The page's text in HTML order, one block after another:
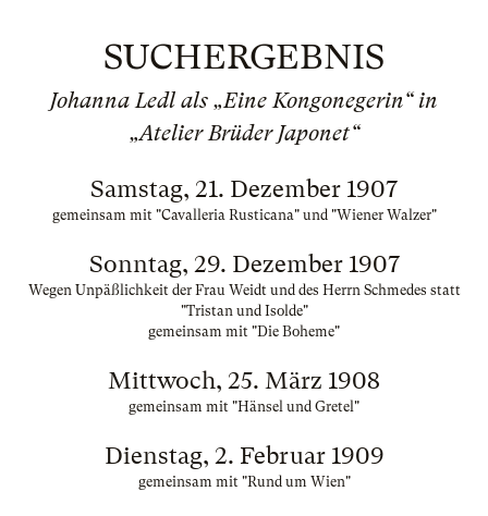
SUCHERGEBNIS
Johanna Ledl als „Eine Kongonegerin“ in
„Atelier Brüder Japonet“
Samstag, 21. Dezember 1907
gemeinsam mit "Cavalleria Rusticana" und "Wiener Walzer"
Sonntag, 29. Dezember 1907
Wegen Unpäßlichkeit der Frau Weidt und des Herrn Schmedes statt
"Tristan und Isolde"
gemeinsam mit "Die Boheme"
Mittwoch, 25. März 1908
gemeinsam mit "Hänsel und Gretel"
Dienstag, 2. Februar 1909
gemeinsam mit "Rund um Wien"